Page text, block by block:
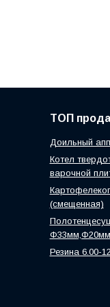
ТОП
Доильный
Котел
варочной
(смещенная)
Ф33мм,Ф20мм
Резина 6.00-